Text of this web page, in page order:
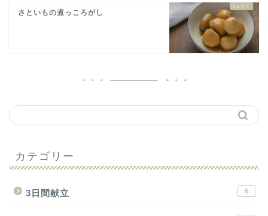
さといもの煮っころがし
カテゴリー
3日間献立 6